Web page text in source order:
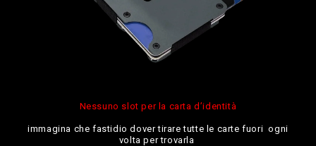
Nessuno slot per la carta d’identità
immagina che fastidio dover tirare tutte le carte fuori ogni
volta per trovarla